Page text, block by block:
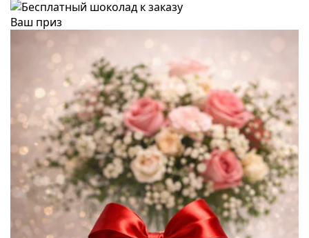
Ваш приз